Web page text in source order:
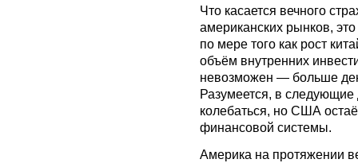
Что касается вечного
американских рынков,
по мере того как рост
объём внутренних
невозможен — больше
Разумеется, в следующие
колебаться, но США
финансовой системы.
Америка на протяжении